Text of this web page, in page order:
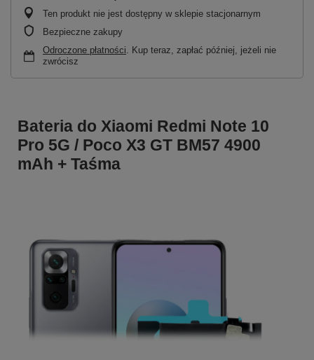
Ten produkt nie jest dostępny w sklepie stacjonarnym
Bezpieczne zakupy
Odroczone płatności . Kup teraz, zapłać później, jeżeli nie
zwrócisz
Bateria do Xiaomi Redmi Note 10
Pro 5G / Poco X3 GT BM57 4900
mAh + Taśma